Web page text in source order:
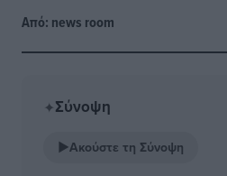
Από: news room
✦Σύνοψη
▶Ακούστε τη Σύνοψη